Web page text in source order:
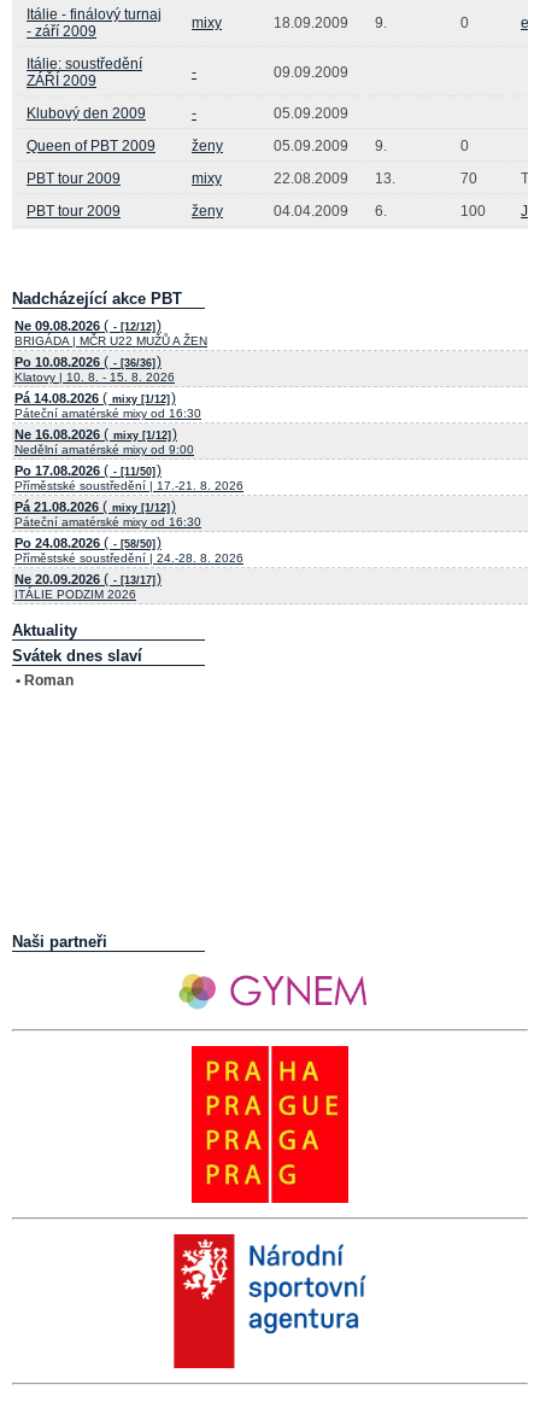
Itálie - finálový turnaj
- září 2009
mixy 18.09.2009 9. 0
Itálie: soustředění
ZÁŘÍ 2009
- 09.09.2009
Klubový den 2009 -
05.09.2009
Queen of PBT 2009
ženy 05.09.2009 9.
0
PBT tour 2009
mixy 22.08.2009 13. 70
PBT tour 2009
ženy 04.04.2009 6. 100
Nadcházející akce PBT
Ne 09.08.2026 ( - [12/12] )
BRIGÁDA | MČR U22 MUŽŮ A ŽEN
Po 10.08.2026 ( - [36/36] )
Klatovy | 10. 8. - 15. 8. 2026
Pá 14.08.2026 ( mixy [1/12] )
Páteční amatérské mixy od 16:30
Ne 16.08.2026 ( mixy [1/12] )
Nedělní amatérské mixy od 9:00
Po 17.08.2026 ( - [11/50] )
Příměstské soustředění | 17.-21. 8. 2026
Pá 21.08.2026 ( mixy [1/12] )
Páteční amatérské mixy od 16:30
Po 24.08.2026 ( - [58/50] )
Příměstské soustředění | 24.-28. 8. 2026
Ne 20.09.2026 ( - [13/17] )
ITÁLIE PODZIM 2026
Aktuality
Svátek dnes slaví
• Roman
Naši partneři